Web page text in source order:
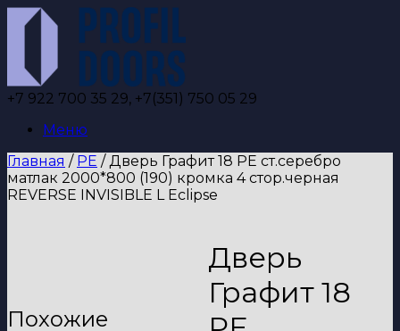
Перейти
содержанию
+7 922 700 35 29, +7(351) 750 05 29
Меню
Главная / PE / Дверь Графит 18 PE ст.серебро
матлак 2000*800 (190) кромка 4 стор.черная
REVERSE INVISIBLE L Eclipse
Дверь
Графит 18
Похожие